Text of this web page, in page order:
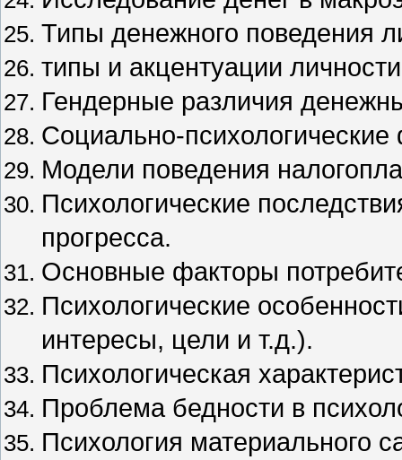
Типы денежного поведения
типы и акцентуации
Гендерные различия
Социально-
Модели поведения
Психологические
прогресса.
Основные факторы
Психологические
интересы, цели и т.д.).
Психологическая
Проблема бедности в
Психология материального